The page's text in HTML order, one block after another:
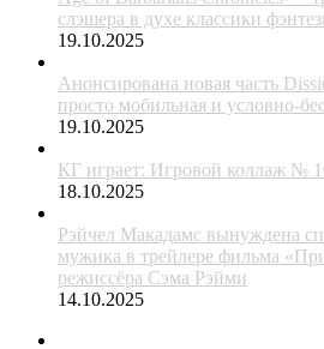
слэшера в духе классики
19.10.2025
Анонсирована новая часть
просто мобильная и условно-
19.10.2025
КГ играет: Игровой коллаж №
18.10.2025
Рэйчел Макадамс вынуждена
мужика в трейлере фильма
режиссёра Сэма Рэйми
14.10.2025